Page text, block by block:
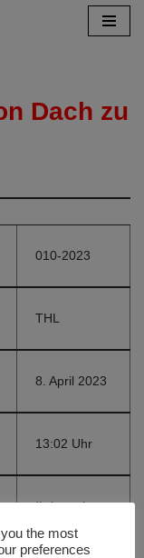
Dach zu
010-2023
THL
8. April 2023
13:02 Uhr
Ihrlerstein,
Hauptstraße
the most
preferences